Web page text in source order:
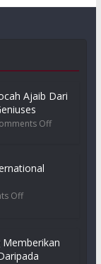
Ajaib Dari
Off
Off